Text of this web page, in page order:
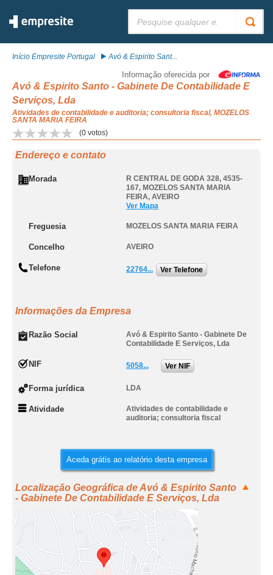
Início Empresite Portugal Avó & Espirito Sant...
Informação oferecida por
Avó & Espirito Santo - Gabinete De Contabilidade E
Serviços, Lda
Atividades de contabilidade e auditoria; consultoria fiscal, MOZELOS
SANTA MARIA FEIRA
(0 votos)
Endereço e contato
Morada
R CENTRAL DE GODA 328, 4535-
167, MOZELOS SANTA MARIA
FEIRA, AVEIRO
Ver Mapa
Freguesia MOZELOS SANTA MARIA FEIRA
Concelho AVEIRO
Telefone 22764... Ver Telefone
Informações da Empresa
Razão Social
Avó & Espirito Santo - Gabinete De
Contabilidade E Serviços, Lda
NIF 5058... Ver NIF
Forma jurídica LDA
Atividade
Atividades de contabilidade e
auditoria; consultoria fiscal
Aceda grátis ao relatório desta empresa
Localização Geográfica de Avó & Espirito Santo
- Gabinete De Contabilidade E Serviços, Lda